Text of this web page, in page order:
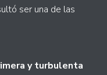
ser una de las
y turbulenta